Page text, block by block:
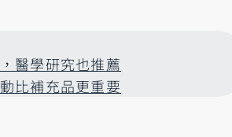
醫學研究也推薦
比補充品更重要